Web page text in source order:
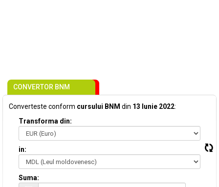
CONVERTOR BNM
Converteste conform cursului BNM din 13 Iunie 2022:
Transforma din:
in:
Suma: